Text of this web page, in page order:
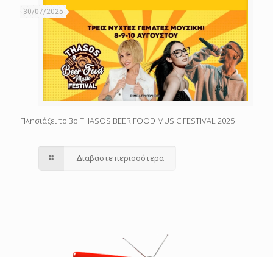
30/07/2025
Πλησιάζει το 3o THASOS BEER FOOD MUSIC FESTIVAL 2025
Διαβάστε περισσότερα